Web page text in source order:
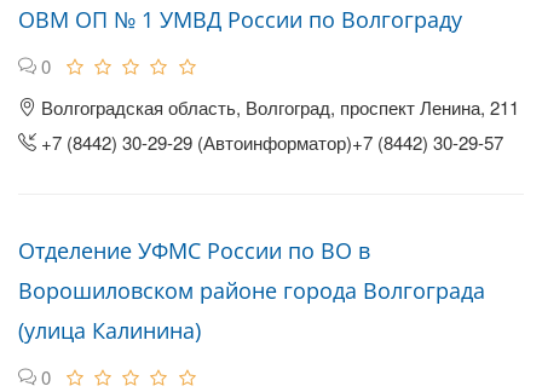
ОВМ ОП № 1 УМВД России по Волгограду
0
Волгоградская область, Волгоград, проспект Ленина, 211
+7 (8442) 30-29-29 (Автоинформатор)+7 (8442) 30-29-57
Отделение УФМС России по ВО в
Ворошиловском районе города Волгограда
(улица Калинина)
0